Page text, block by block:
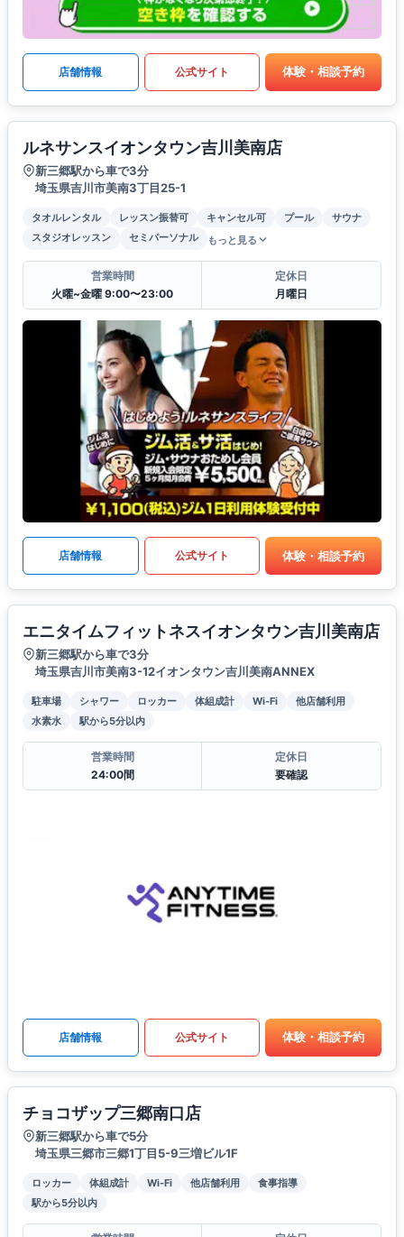
店舗情報 公式サイト 体験・相談予約
ルネサンスイオンタウン吉川美南店
新三郷駅から車で3分
埼玉県吉川市美南3丁目25-1
タオルレンタル レッスン振替可 キャンセル可 プール
サウナ
スタジオレッスン
セミパーソナル もっと見る
営業時間
火曜~金曜 9:00〜23:00
定休日
月曜日
店舗情報 公式サイト 体験・相談予約
エニタイムフィットネスイオンタウン吉川美南店
新三郷駅から車で3分
埼玉県吉川市美南3-12イオンタウン吉川美南ANNEX
駐車場 シャワー ロッカー 体組成計 Wi-Fi
他店舗利用
水素水
駅から5分以内
営業時間
24:00間
定休日
要確認
店舗情報 公式サイト 体験・相談予約
チョコザップ三郷南口店
新三郷駅から車で5分
埼玉県三郷市三郷1丁目5-9三増ビル1F
ロッカー 体組成計 Wi-Fi 他店舗利用
食事指導
駅から5分以内